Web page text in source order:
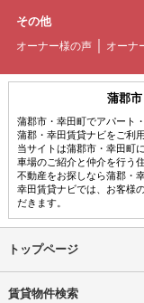
その他
オーナー様の声 オーナ
蒲郡
蒲郡市・幸田町でアパート
蒲郡・幸田賃貸ナビをご利
当サイトは蒲郡市・幸田町
車場のご紹介と仲介を行う
不動産をお探しなら蒲郡・
幸田賃貸ナビでは、お客様
だきます。
トップページ
賃貸物件検索